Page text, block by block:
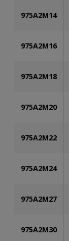
975A2M14
975A2M16
975A2M18
975A2M20
975A2M22
975A2M24
975A2M27
975A2M30